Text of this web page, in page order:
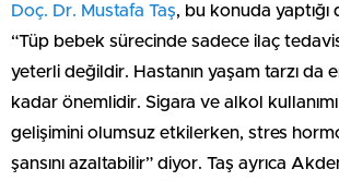
Doç. Dr. Mustafa Taş, bu konuda
“Tüp bebek sürecinde sadece ilaç
yeterli değildir. Hastanın yaşam tarzı da
kadar önemlidir. Sigara ve alkol
gelişimini olumsuz etkilerken, stres
şansını azaltabilir” diyor. Taş ayrıca